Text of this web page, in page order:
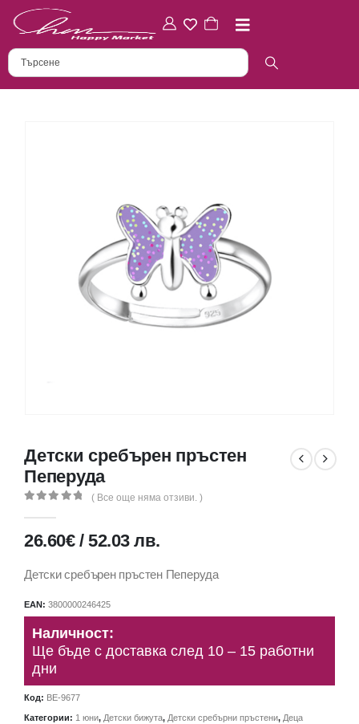
Детски сребърен пръстен
Пеперуда
( Все още няма отзиви. )
26.60€ /52.03лв.
Детски сребърен пръстен Пеперуда
EAN: 3800000246425
Наличност:
Ще бъде с доставка след 10 – 15 работни
дни
Код: BE-9677
Категории: 1 юни, Детски бижута, Детски сребърни пръстени, Деца